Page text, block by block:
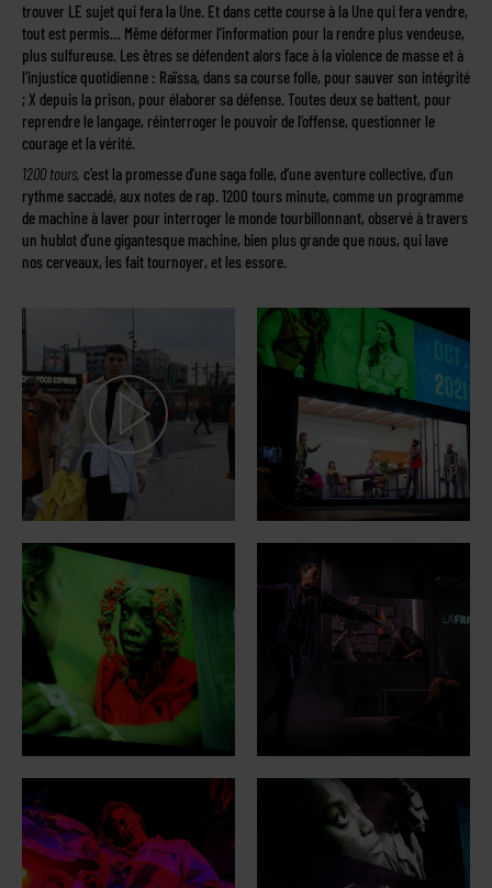
trouver LE sujet qui fera la Une. Et dans cette course à la Une qui fera vendre,
tout est permis… Même déformer l’information pour la rendre plus vendeuse,
plus sulfureuse. Les êtres se défendent alors face à la violence de masse et à
l’injustice quotidienne : Raïssa, dans sa course folle, pour sauver son intégrité
; X depuis la prison, pour élaborer sa défense. Toutes deux se battent, pour
reprendre le langage, réinterroger le pouvoir de l’offense, questionner le
courage et la vérité.
1200 tours, c’est la promesse d’une saga folle, d’une aventure collective, d’un
rythme saccadé, aux notes de rap. 1200 tours minute, comme un programme
de machine à laver pour interroger le monde tourbillonnant, observé à travers
un hublot d’une gigantesque machine, bien plus grande que nous, qui lave
nos cerveaux, les fait tournoyer, et les essore.